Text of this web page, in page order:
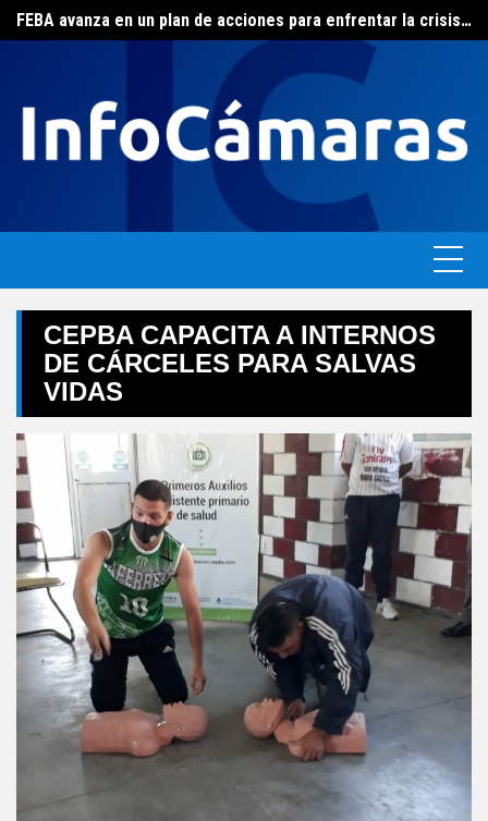
Skip
toEl ERAS continúa con el beneficio de la tarifa social del agua
CEPBA CAPACITA A INTERNOS
DE CÁRCELES PARA SALVAS
VIDAS